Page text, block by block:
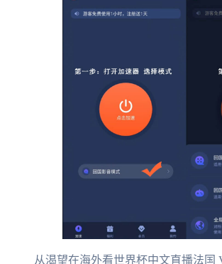
从渴望在海外看世界杯中文直播法国